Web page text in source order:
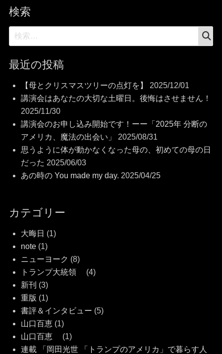
検索
検
索:
最近の投稿
【母とクリスマスツリーの点灯を】
2025/12/01
講演会はあなたの大切な土曜日。後悔はさせません！
2025/11/30
講演会のお申し込み開始です！ーー「2025年 分断の
アメリカ、魔法の出会い」
2025/08/31
思うように体が動かなくなった母の、初めての母の日
だった 2025/06/03
あの時の You made my day. 2025/04/25
カテゴリー
大晦日 (1)
note(1)
ニューヨーク (8)
トランプ大統領
(4)
新刊 (3)
重版 (1)
書評＆インタビュー (5)
山口百恵(1)
山口百恵
(1)
連載 「岡田光世 「トランプのアメリカ」で暮らす人